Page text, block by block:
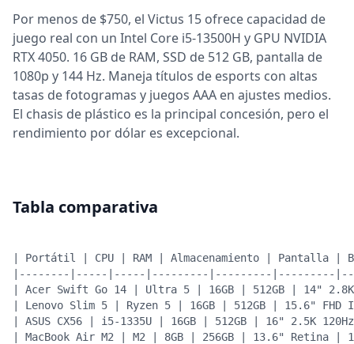
Por menos de $750, el Victus 15 ofrece capacidad de
juego real con un Intel Core i5-13500H y GPU NVIDIA
RTX 4050. 16 GB de RAM, SSD de 512 GB, pantalla de
1080p y 144 Hz. Maneja títulos de esports con altas
tasas de fotogramas y juegos AAA en ajustes medios.
El chasis de plástico es la principal concesión, pero el
rendimiento por dólar es excepcional.
Tabla comparativa
| Portátil | CPU | RAM | Almacenamiento | Pantalla
|--------|-----|-----|---------|---------|---------
| Acer Swift Go 14 | Ultra 5 | 16GB | 512GB | 14"
| Lenovo Slim 5 | Ryzen 5 | 16GB | 512GB | 15.6"
| ASUS CX56 | i5-1335U | 16GB | 512GB | 16" 2.5K
| MacBook Air M2 | M2 | 8GB | 256GB | 13.6" Retina |